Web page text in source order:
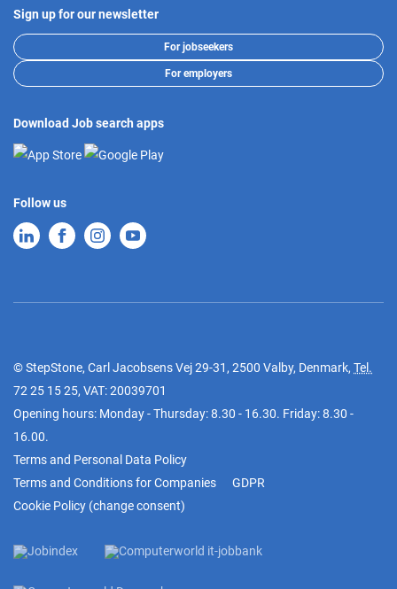
Sign up for our newsletter
For jobseekers
For employers
Download Job search apps
Follow us
© StepStone, Carl Jacobsens Vej 29-31, 2500 Valby, Denmark, Tel.
72 25 15 25, VAT: 20039701
Opening hours: Monday - Thursday: 8.30 - 16.30. Friday: 8.30 -
16.00.
Terms and Personal Data Policy
Terms and Conditions for Companies
GDPR
Cookie Policy (change consent)